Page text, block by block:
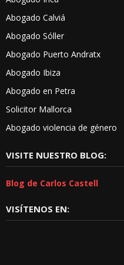
Abogado Calviá
Abogado Sóller
Abogado Puerto Andratx
Abogado Ibiza
Abogado en Petra
Solicitor Mallorca
Abogado violencia de género
VISITE NUESTRO BLOG:
Blog de Carlos Castell
VISÍTENOS EN: